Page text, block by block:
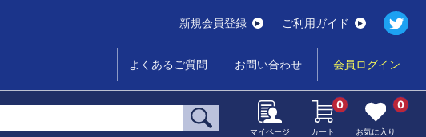
新規会員登録 ご利用ガイド
よくあるご質問 お問い合わせ 会員ログイン
マイページ カート
0
お気に入り
0